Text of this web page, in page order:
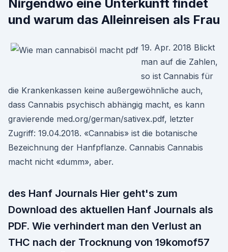
Nirgendwo eine Unterkunft findet
und warum das Alleinreisen als Frau
19. Apr. 2018 Blickt
man auf die Zahlen,
so ist Cannabis für
die Krankenkassen keine außergewöhnliche auch,
dass Cannabis psychisch abhängig macht, es kann
gravierende med.org/german/sativex.pdf, letzter
Zugriff: 19.04.2018. «Cannabis» ist die botanische
Bezeichnung der Hanfpflanze. Cannabis Cannabis
macht nicht «dumm», aber.
des Hanf Journals Hier geht's zum
Download des aktuellen Hanf Journals als
PDF. Wie verhindert man den Verlust an
THC nach der Trocknung von 19komof57